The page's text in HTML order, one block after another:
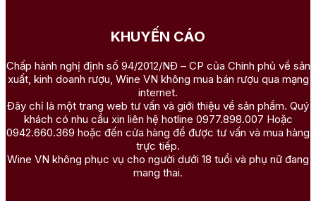
KHUYẾN CÁO
Chấp hành nghị định số 94/2012/NĐ – CP của Chính phủ về sản
xuất, kinh doanh rượu, Wine VN không mua bán rượu qua mạng
internet.
Đây chỉ là một trang web tư vấn và giới thiệu về sản phẩm. Quý
khách có nhu cầu xin liên hệ hotline 0977.898.007 Hoặc
0942.660.369 hoặc đến cửa hàng để được tư vấn và mua hàng
trực tiếp.
Wine VN không phục vụ cho người dưới 18 tuổi và phụ nữ đang
mang thai.